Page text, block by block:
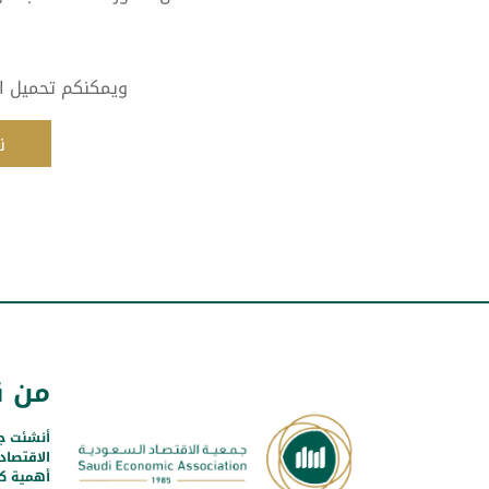
ويمكنكم تحميل
من
أنشئت
أهمية